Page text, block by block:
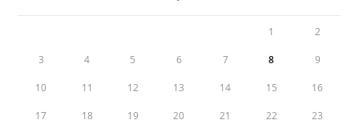
1 2
3 4 5 6 7 8 9
10 11 12 13 14 15 16
17 18 19 20 21 22 23